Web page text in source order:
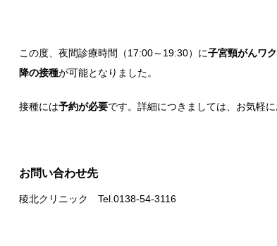
この度、夜間診療時間（17:00～19:30）に子宮頸がんワ
降の接種が可能となりました。
接種には予約が必要です。詳細につきましては、お気軽に
お問い合わせ先
稜北クリニック Tel.0138-54-3116